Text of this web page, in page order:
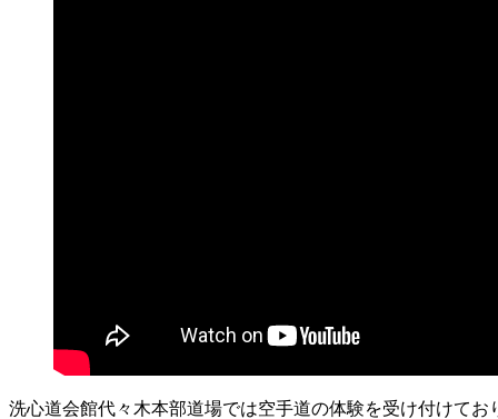
洗心道会館代々木本部道場では空手道の体験を受け付けてお